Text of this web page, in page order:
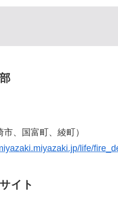
市、国富町、綾町）
life/
イト